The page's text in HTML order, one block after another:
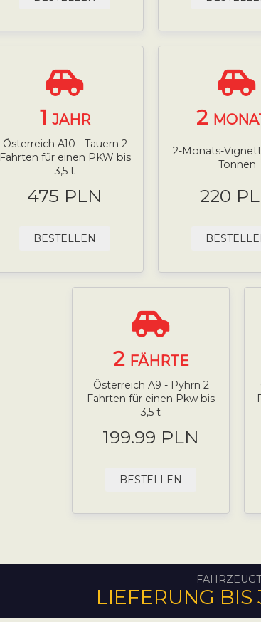
1 JAHR
Österreich A10 - Tauern 2
Fahrten für einen PKW bis
3,5 t
475 PLN
BESTELLEN
2
2-Monats-
Tonnen
220
2 FÄHRTE
Österreich A9 - Pyhrn 2
Fahrten für einen Pkw bis
3,5 t
199.99 PLN
BESTELLEN
LIEFERUNG BIS